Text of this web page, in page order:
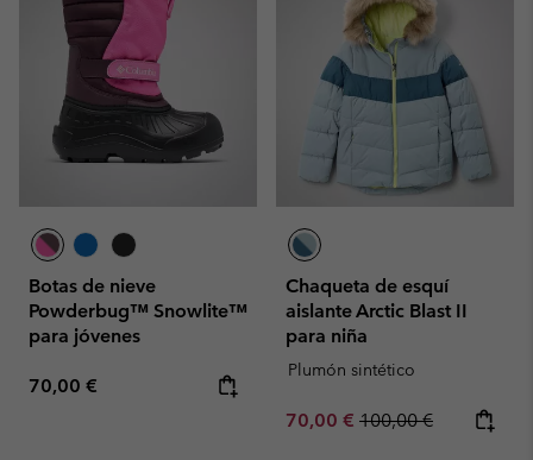
Botas de nieve
Powderbug™ Snowlite™
para jóvenes
Regular price:
70,00 €
Chaqueta de esquí
aislante Arctic Blast II
para niña
Plumón sintético
Sale price:
70,00 € Regular price:
100,00 €